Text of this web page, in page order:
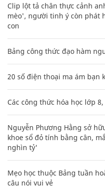
Clip lột tả chân thực cảnh
mèo', người tinh ý còn phát
con
Bảng công thức đạo hàm
20 số điện thoại ma ám bạn
Các công thức hóa học lớp
Nguyễn Phương Hằng sở
khoe sổ đỏ tính bằng cân,
nghìn tỷ'
Mẹo học thuộc Bảng tuần
câu nói vui vẻ